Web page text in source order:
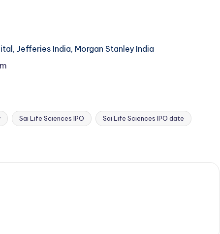
Jefferies India, Morgan Stanley India
Sai Life Sciences IPO Sai Life Sciences IPO date